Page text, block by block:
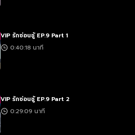
VIP รักซ่อนชู้ EP.9 Part 1
0:40:18 นาที
VIP รักซ่อนชู้ EP.9 Part 2
0:29:09 นาที